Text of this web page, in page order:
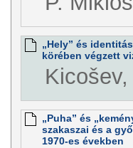
„Hely” és
körében végzett
„Puha” és
szakaszai és a
1970-es években